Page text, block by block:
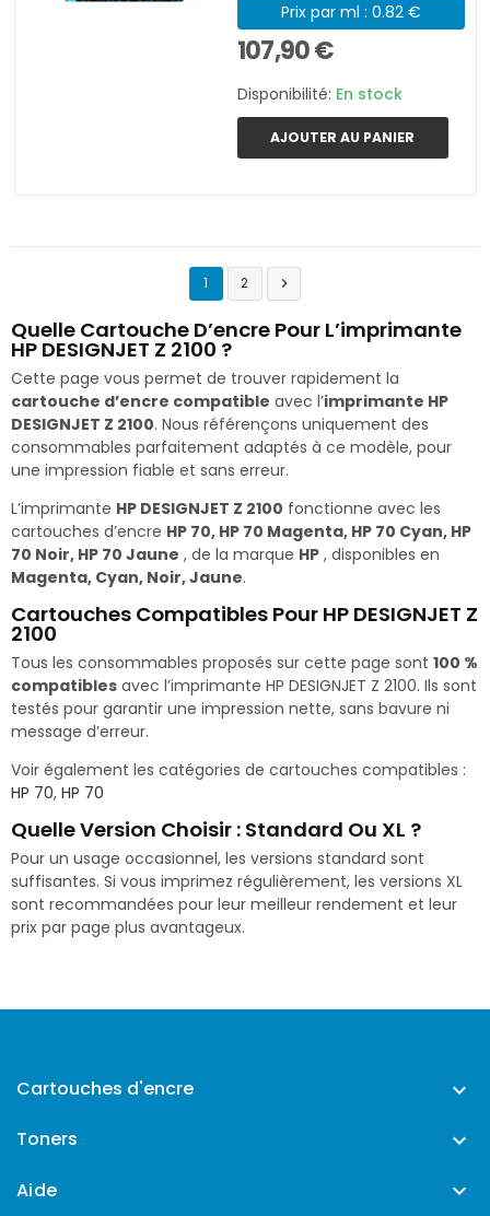
Prix par ml : 0.82 €
107,90 €
Disponibilité: En stock
AJOUTER AU PANIER
1 2 
Quelle Cartouche D’encre Pour L’imprimante
HP DESIGNJET Z 2100 ?
Cette page vous permet de trouver rapidement la
cartouche d’encre compatible avec l’imprimante HP
DESIGNJET Z 2100. Nous référençons uniquement des
consommables parfaitement adaptés à ce modèle, pour
une impression fiable et sans erreur.
L’imprimante HP DESIGNJET Z 2100 fonctionne avec les
cartouches d’encre HP 70, HP 70 Magenta, HP 70 Cyan, HP
70 Noir, HP 70 Jaune , de la marque HP , disponibles en
Magenta, Cyan, Noir, Jaune.
Cartouches Compatibles Pour HP DESIGNJET Z
2100
Tous les consommables proposés sur cette page sont 100 %
compatibles avec l’imprimante HP DESIGNJET Z 2100. Ils sont
testés pour garantir une impression nette, sans bavure ni
message d’erreur.
Voir également les catégories de cartouches compatibles :
HP 70, HP 70
Quelle Version Choisir : Standard Ou XL ?
Pour un usage occasionnel, les versions standard sont
suffisantes. Si vous imprimez régulièrement, les versions XL
sont recommandées pour leur meilleur rendement et leur
prix par page plus avantageux.
Cartouches d'encre 
Toners 
Aide 